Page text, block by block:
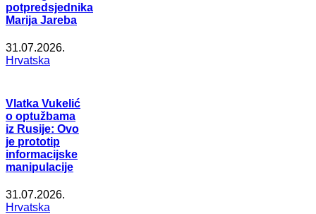
potpredsjednika
Marija Jareba
31.07.2026.
Hrvatska
Vlatka Vukelić
o optužbama
iz Rusije: Ovo
je prototip
informacijske
manipulacije
31.07.2026.
Hrvatska